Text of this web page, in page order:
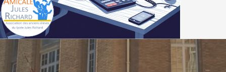
AMICALE JULES RICHARD
Association des élèves du lycée Jules Richard